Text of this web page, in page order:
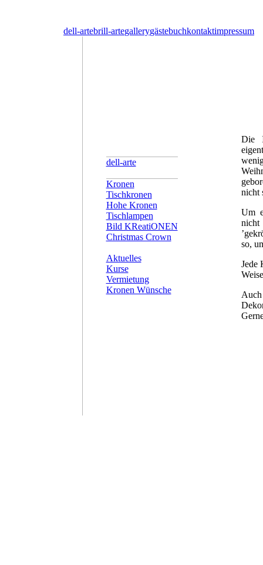
dell-artebrill-artegallerygästebuchkontaktimpressum
dell-arte
Kronen
Tischkronen
Hohe Kronen
Tischlampen
Bild KReatiONEN
Christmas Crown
Aktuelles
Kurse
Vermietung
Kronen Wünsche
Die
nicht
Um
nicht
so,
Jede